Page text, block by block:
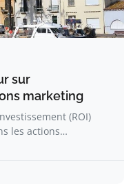
sur
marketing
(ROI)
les actions…